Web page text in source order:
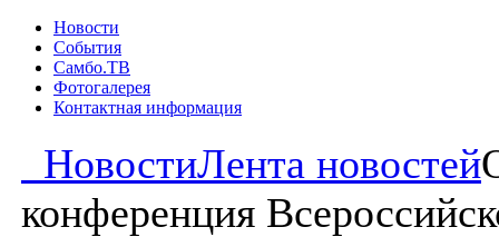
Новости
События
Самбо.ТВ
Фотогалерея
Контактная информация
НовостиЛента новостей
конференция